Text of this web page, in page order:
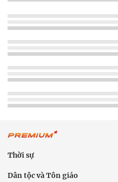
Thời sự
Dân tộc và Tôn giáo